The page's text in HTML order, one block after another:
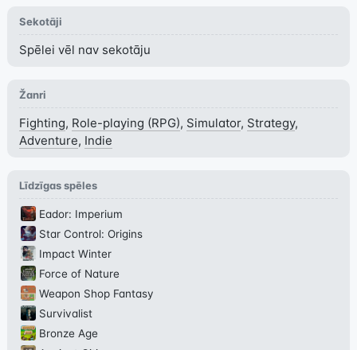
Sekotāji
Spēlei vēl nav sekotāju
Žanri
Fighting, Role-playing (RPG), Simulator, Strategy,
Adventure, Indie
Līdzīgas spēles
Eador: Imperium
Star Control: Origins
Impact Winter
Force of Nature
Weapon Shop Fantasy
Survivalist
Bronze Age